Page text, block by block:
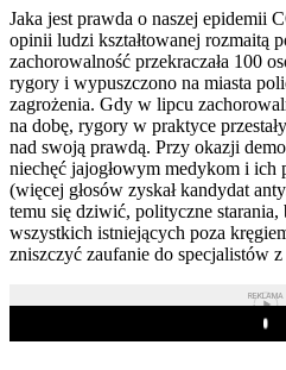
Jaka jest prawda o naszej epidemii
opinii ludzi kształtowanej rozmaitą
zachorowalność przekraczała 100
rygory i wypuszczono na miasta
zagrożenia. Gdy w lipcu
na dobę, rygory w praktyce
nad swoją prawdą. Przy okazji
niechęć jajogłowym medykom i ich
(więcej głosów zyskał kandydat
temu się dziwić, polityczne
wszystkich istniejących poza
zniszczyć zaufanie do specjalistów
REKLAMA